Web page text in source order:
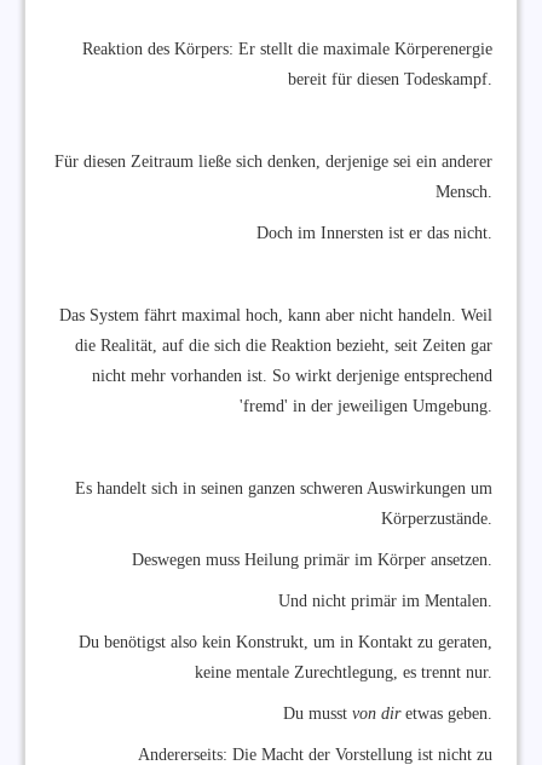
Reaktion des Körpers: Er stellt die maximale Körperenergie
bereit für diesen Todeskampf.
Für diesen Zeitraum ließe sich denken, derjenige sei ein anderer
Mensch.
Doch im Innersten ist er das nicht.
Das System fährt maximal hoch, kann aber nicht handeln. Weil
die Realität, auf die sich die Reaktion bezieht, seit Zeiten gar
nicht mehr vorhanden ist. So wirkt derjenige entsprechend
'fremd' in der jeweiligen Umgebung.
Es handelt sich in seinen ganzen schweren Auswirkungen um
Körperzustände.
Deswegen muss Heilung primär im Körper ansetzen.
Und nicht primär im Mentalen.
Du benötigst also kein Konstrukt, um in Kontakt zu geraten,
keine mentale Zurechtlegung, es trennt nur.
Du musst von diretwas geben.
Andererseits: Die Macht der Vorstellung ist nicht zu